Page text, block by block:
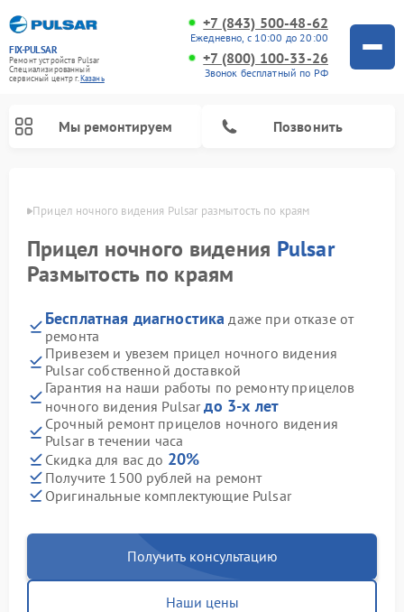
FIX-PULSAR
Ремонт устройств Pulsar
Специализированный
cервисный центр г.Казань
+7 (843) 500-48-62
Ежедневно, с 10:00 до 20:00
+7 (800) 100-33-26
Звонок бесплатный по РФ
Мы ремонтируем Позвонить
Прицел ночного видения Pulsar размытость по краям
Прицел ночного видения Pulsar
Размытость по краям
Бесплатная диагностика даже при отказе от
ремонта
Привезем и увезем прицел ночного видения
Pulsar собственной доставкой
Гарантия на наши работы по ремонту прицелов
ночного видения Pulsarдо 3-х лет
Срочный ремонт прицелов ночного видения
Pulsar в течении часа
Скидка для вас до 20%
Получите 1500 рублей на ремонт
Оригинальные комплектующие Pulsar
Получить консультацию
Наши цены